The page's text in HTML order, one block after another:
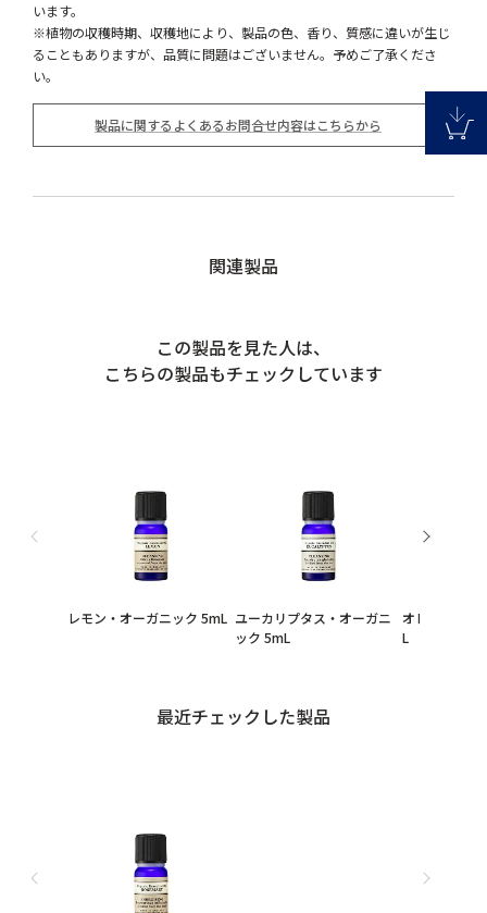
います。
※植物の収穫時期、収穫地により、製品の色、香り、質感に違いが生じ
ることもありますが、品質に問題はございません。予めご了承くださ
い。
製品に関するよくあるお問合せ内容はこちらから
関連製品
この製品を見た人は、
こちらの製品もチェックしています
レモン・オーガニック 5mL ユーカリプタス・オーガニ
ック 5mL
オレンジ・オ
L
最近チェックした製品